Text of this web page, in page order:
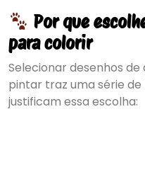
Por que
para colorir
Selecionar desenhos
pintar traz uma série
justificam essa escolha: